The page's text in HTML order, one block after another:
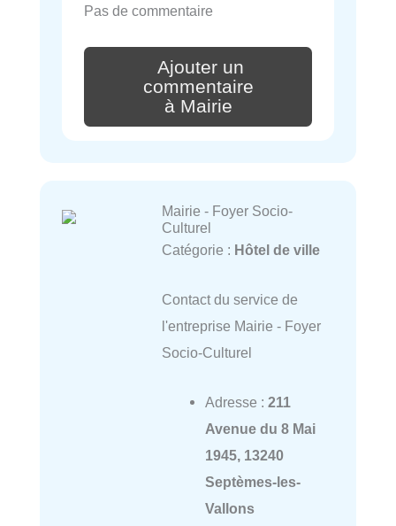
Pas de commentaire
Ajouter un
commentaire
à Mairie
Mairie - Foyer Socio-
Culturel
Catégorie : Hôtel de ville
Contact du service de
l'entreprise Mairie - Foyer
Socio-Culturel
Adresse : 211
Avenue du 8 Mai
1945, 13240
Septèmes-les-
Vallons